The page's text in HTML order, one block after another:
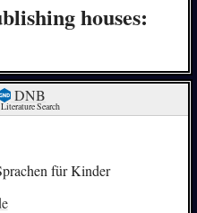
houses:
DNB
Search
für Kinder